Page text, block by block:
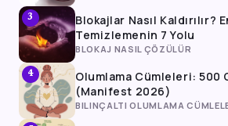
3
Blokajlar Nasıl Kaldırılır?
Temizlemenin 7 Yolu
BLOKAJ NASIL ÇÖZÜLÜR
4
Olumlama Cümleleri: 500
(Manifest 2026)
BILINÇALTI OLUMLAMA